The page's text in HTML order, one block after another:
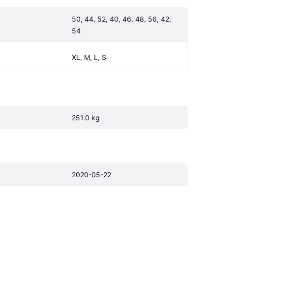
50, 44, 52, 40, 46, 48, 56, 42,
54
XL, M, L, S
251.0 kg
2020-05-22